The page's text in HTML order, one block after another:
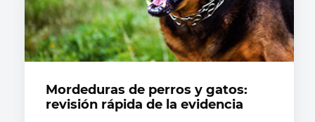
Mordeduras de perros y gatos:
revisión rápida de la evidencia